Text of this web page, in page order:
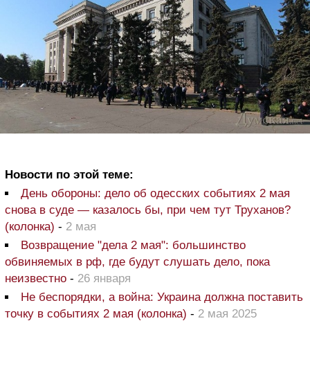
Новости по этой теме:
День обороны: дело об одесских событиях 2 мая
снова в суде — казалось бы, при чем тут Труханов?
(колонка) - 2 мая
Возвращение "дела 2 мая": большинство
обвиняемых в рф, где будут слушать дело, пока
неизвестно - 26 января
Не беспорядки, а война: Украина должна поставить
точку в событиях 2 мая (колонка) - 2 мая 2025